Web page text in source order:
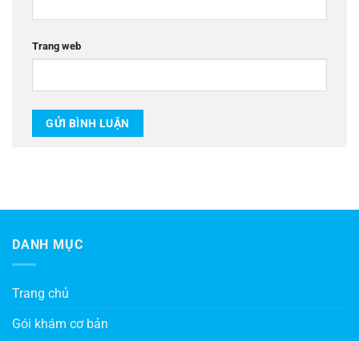
Trang web
DANH MỤC
Trang chủ
Gói khám cơ bản